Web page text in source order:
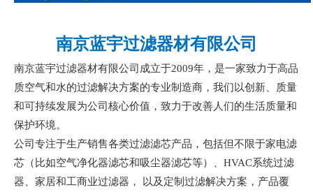
南京蓝宇过滤器材有限公司
南京蓝宇过滤器材有限公司成立于2009年，是一家致力于高品
质空气和水的过滤解决方案的专业制造商，我们以创新、质量
和可持续发展为公司核心价值，致力于改善人们的生活质量和
保护环境。
公司专注于生产销售各类过滤滤芯产品，包括但不限于家电滤
芯（比如空气净化器滤芯和吸尘器滤芯等）、 HVAC系统过滤
器、家居和工商业过滤器， 以及定制过滤解决方案，产品覆